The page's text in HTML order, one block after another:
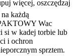
więcej, oszczędzaj
każdą
Wac
si w kadej torbie lub
i ochron
sprztem.